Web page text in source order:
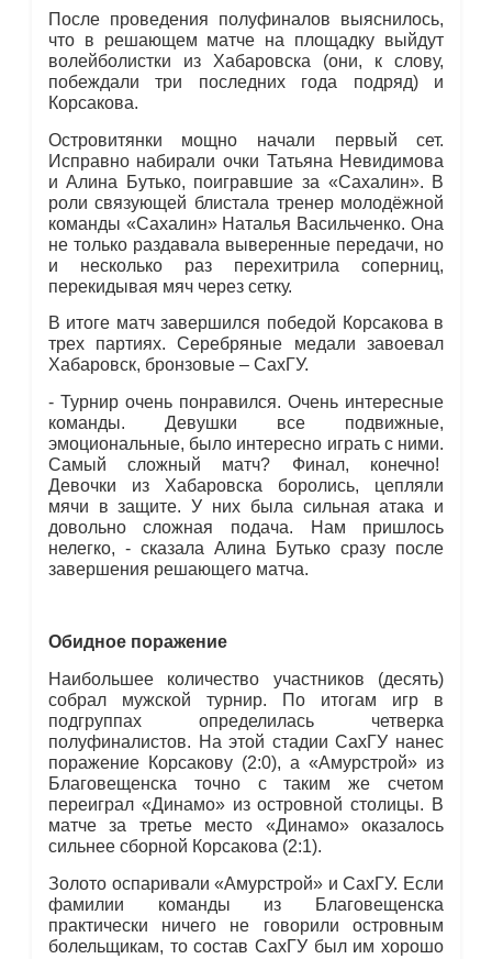
После проведения полуфиналов выяснилось,
что в решающем матче на площадку выйдут
волейболистки из Хабаровска (они, к слову,
побеждали три последних года подряд) и
Корсакова.
Островитянки мощно начали первый сет.
Исправно набирали очки Татьяна Невидимова
и Алина Бутько, поигравшие за «Сахалин». В
роли связующей блистала тренер молодёжной
команды «Сахалин» Наталья Васильченко. Она
не только раздавала выверенные передачи, но
и несколько раз перехитрила соперниц,
перекидывая мяч через сетку.
В итоге матч завершился победой Корсакова в
трех партиях. Серебряные медали завоевал
Хабаровск, бронзовые – СахГУ.
- Турнир очень понравился. Очень интересные
команды. Девушки все подвижные,
эмоциональные, было интересно играть с ними.
Самый сложный матч? Финал, конечно!
Девочки из Хабаровска боролись, цепляли
мячи в защите. У них была сильная атака и
довольно сложная подача. Нам пришлось
нелегко, - сказала Алина Бутько сразу после
завершения решающего матча.
Обидное поражение
Наибольшее количество участников (десять)
собрал мужской турнир. По итогам игр в
подгруппах определилась четверка
полуфиналистов. На этой стадии СахГУ нанес
поражение Корсакову (2:0), а «Амурстрой» из
Благовещенска точно с таким же счетом
переиграл «Динамо» из островной столицы. В
матче за третье место «Динамо» оказалось
сильнее сборной Корсакова (2:1).
Золото оспаривали «Амурстрой» и СахГУ. Если
фамилии команды из Благовещенска
практически ничего не говорили островным
болельщикам, то состав СахГУ был им хорошо